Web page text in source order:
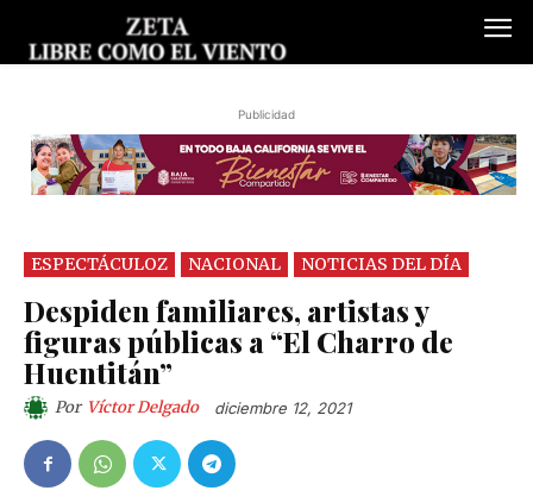
Publicidad
ESPECTÁCULOZ NACIONAL NOTICIAS DEL DÍA
Despiden familiares, artistas y
figuras públicas a “El Charro de
Huentitán”
Por Víctor Delgado diciembre 12, 2021